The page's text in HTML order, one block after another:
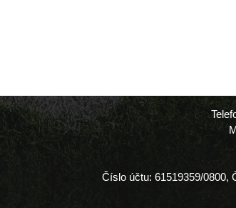
Číslo účtu: 61519359/0800,